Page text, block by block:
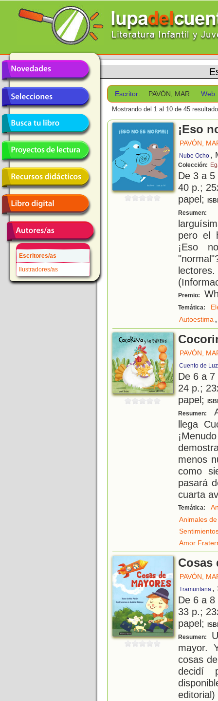
Escritores/as
Ilustradores/as
Escritor: PAVÓN, MAR Web:
Mostrando del 1 al 10 de 45
¡Eso
PAVÓN,
Nube Ocho ,
Colección:
De 3 a
40 p.;
papel;
Resumen:
pero el
¡Eso
Premio:
Temática:
Autoestima,
PAVÓN,
Cuento de Luz
De 6 a
24 p.;
papel;
Resumen:
llega
menos
como
pasará
cuarta
Temática:
Animales
Amor
Cosas
PAVÓN,
Tramuntana ,
De 6 a
33 p.;
papel;
Resumen:
mayor.
cosas
decidí
editorial)